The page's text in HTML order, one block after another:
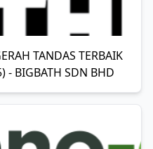
TANDAS TERBAIK
- BIGBATH SDN BHD